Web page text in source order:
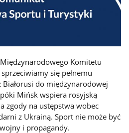
Komitetu
się pełnemu
do międzynarodowej
Mińsk wspiera rosyjską
zgody na ustępstwa wobec
z Ukrainą. Sport nie może być
i propagandy.